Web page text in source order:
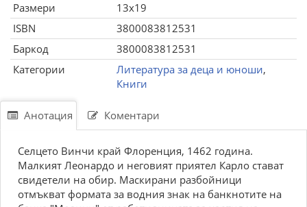
Размери
13x19
ISBN
3800083812531
Баркод
3800083812531
Категории
Литература за деца и юноши,
Книги
Анотация Коментари
Селцето Винчи край Флоренция, 1462 година.
Малкият Леонардо и неговият приятел Карло стават
свидетели на обир. Маскирани разбойници
отмъкват формата за водния знак на банкнотите на